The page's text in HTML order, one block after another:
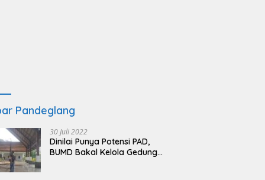
Pandeglang
30 Juli 2022
Dinilai Punya Potensi PAD,
BUMD Bakal Kelola Gedung